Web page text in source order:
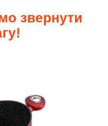
звернути